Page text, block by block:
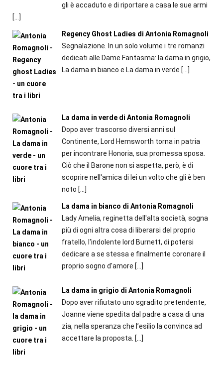
gli è accaduto e di riportare a casa le sue armi
[…]
Regency Ghost Ladies di Antonia Romagnoli
Segnalazione. In un solo volume i tre romanzi
dedicati alle Dame Fantasma: la dama in grigio,
La dama in bianco e La dama in verde […]
La dama in verde di Antonia Romagnoli
Dopo aver trascorso diversi anni sul
Continente, Lord Hemsworth torna in patria
per incontrare Honoria, sua promessa sposa.
Ciò che il Barone non si aspetta, però, è di
scoprire nell'amica di lei un volto che gli è ben
noto […]
La dama in bianco di Antonia Romagnoli
Lady Amelia, reginetta dell'alta società, sogna
più di ogni altra cosa di liberarsi del proprio
fratello, l'indolente lord Burnett, di potersi
dedicare a se stessa e finalmente coronare il
proprio sogno d'amore […]
La dama in grigio di Antonia Romagnoli
Dopo aver rifiutato uno sgradito pretendente,
Joanne viene spedita dal padre a casa di una
zia, nella speranza che l’esilio la convinca ad
accettare la proposta. […]